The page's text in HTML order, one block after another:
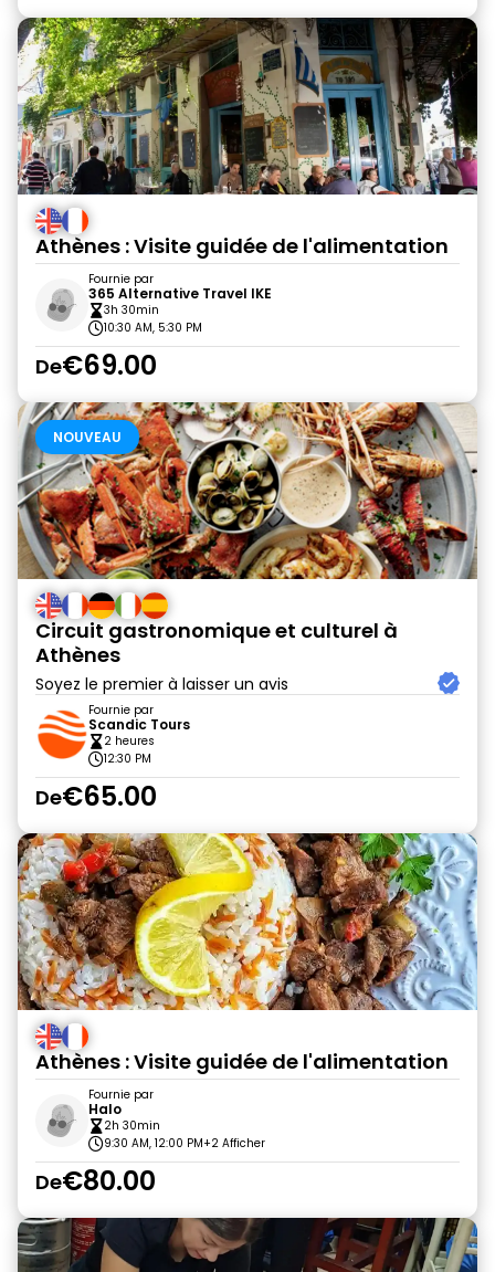
Athènes : Visite guidée de l'alimentation
Fournie par
365 Alternative Travel IKE
3h 30min
10:30 AM, 5:30 PM
De€69.00
NOUVEAU
Circuit gastronomique et culturel à
Athènes
Soyez le premier à laisser un avis
Fournie par
Scandic Tours
2 heures
12:30 PM
De€65.00
Athènes : Visite guidée de l'alimentation
Fournie par
Halo
2h 30min
9:30 AM, 12:00 PM+2 Afficher
De€80.00